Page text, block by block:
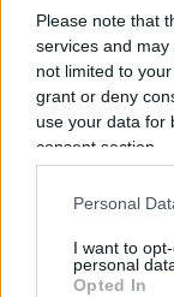
Please note that
services and
not limited to
grant or deny
use your data for
consent section.
Personal
I want to
personal
Opted In
inestimabile
cultura
sofisticato
politiche.
contro il
La stessa cosa
e difatti anche
Questa